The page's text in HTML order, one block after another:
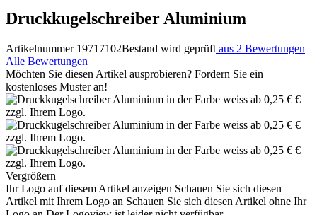
Druckkugelschreiber Aluminium
Artikelnummer 19717102Bestand wird geprüft aus 2 Bewertungen
Alle Bewertungen
Möchten Sie diesen Artikel ausprobieren? Fordern Sie ein
kostenloses Muster an!
Vergrößern
Ihr Logo auf diesem Artikel anzeigen Schauen Sie sich diesen
Artikel mit Ihrem Logo an Schauen Sie sich diesen Artikel ohne Ihr